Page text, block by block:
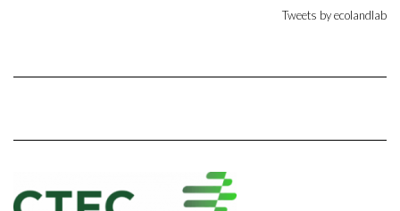
Tweets by ecolandlab